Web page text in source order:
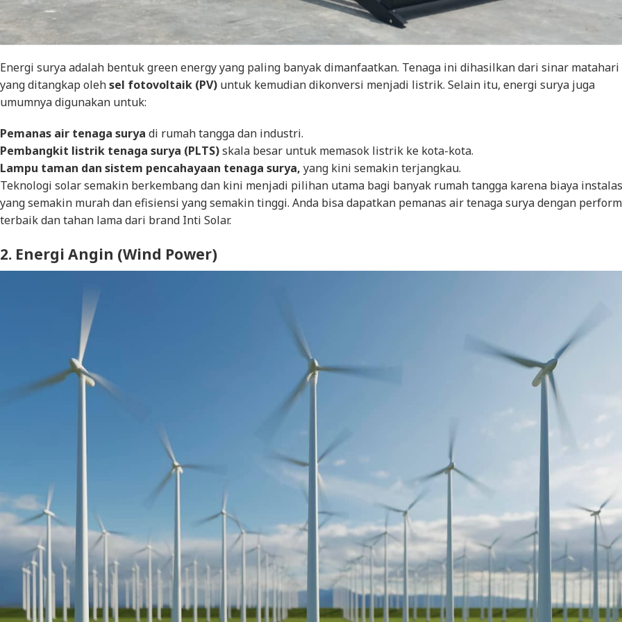
Energi surya adalah bentukgreen energyyang paling banyak dimanfaatkan. Tenaga ini dihasilkan dari sinar matahari
yang ditangkap olehsel fotovoltaik (PV) untuk kemudian dikonversi menjadi listrik. Selain itu, energi surya juga
umumnya digunakan untuk:
Pemanas air tenaga surya di rumah tangga dan industri.
Pembangkit listrik tenaga surya (PLTS)skala besar untuk memasok listrik ke kota-kota.
Lampu taman dan sistem pencahayaan tenaga surya, yang kini semakin terjangkau.
Teknologi solar semakin berkembang dan kini menjadi pilihan utama bagi banyak rumah tangga karena biaya
yang semakin murah dan efisiensi yang semakin tinggi. Anda bisa dapatkan pemanas air tenaga surya dengan
terbaik dan tahan lama dari brand Inti Solar.
2. Energi Angin (Wind Power)